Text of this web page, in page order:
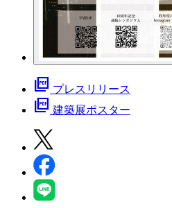
picture_as_pdf プレスリリース
picture_as_pdf 建築展ポスター